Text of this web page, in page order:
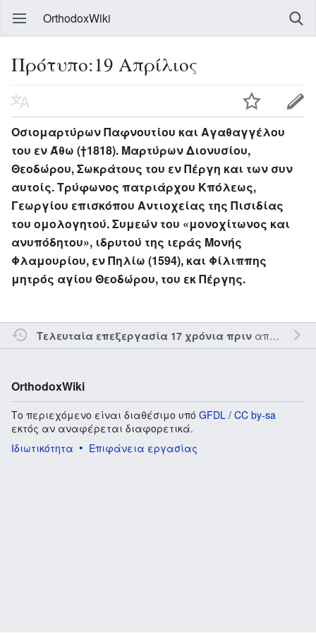
OrthodoxWiki
Πρότυπο:19 Απρίλιος
Οσιομαρτύρων Παφνουτίου και Αγαθαγγέλου
του εν Άθω (†1818). Μαρτύρων Διονυσίου,
Θεοδώρου, Σωκράτους του εν Πέργη και των συν
αυτοίς. Τρύφωνος πατριάρχου Κπόλεως,
Γεωργίου επισκόπου Αντιοχείας της Πισιδίας
του ομολογητού. Συμεών του «μονοχίτωνος και
ανυπόδητου», ιδρυτού της ιεράς Μονής
Φλαμουρίου, εν Πηλίω (1594), και Φίλιππης
μητρός αγίου Θεοδώρου, του εκ Πέργης.
Τελευταία επεξεργασία 17 χρόνια πριναπό τον την
OrthodoxWiki
Το περιεχόμενο είναι διαθέσιμο υπό GFDL / CC by-sa
εκτός αν αναφέρεται διαφορετικά.
Ιδιωτικότητα
Επιφάνεια εργασίας